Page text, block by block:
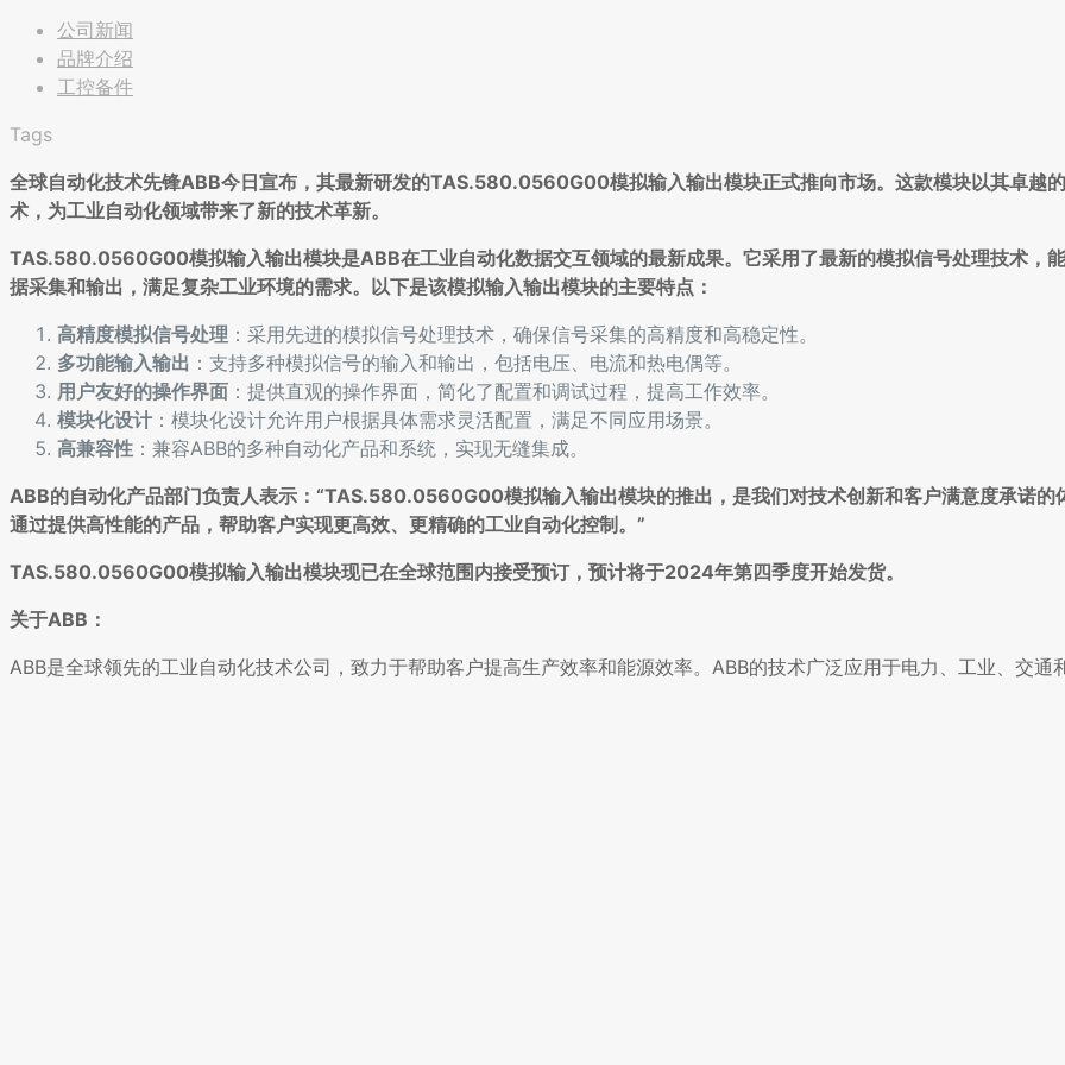
公司新闻
品牌介绍
工控备件
Tags
全球自动化技术先锋ABB今日宣布，其最新研发的TAS.580.0560G00模拟输入输出模块正式推向市场。这款模块以其卓越
术，为工业自动化领域带来了新的技术革新。
TAS.580.0560G00模拟输入输出模块是ABB在工业自动化数据交互领域的最新成果。它采用了最新的模拟信号处理技术，
据采集和输出，满足复杂工业环境的需求。以下是该模拟输入输出模块的主要特点：
高精度模拟信号处理 ：采用先进的模拟信号处理技术，确保信号采集的高精度和高稳定性。
多功能输入输出 ：支持多种模拟信号的输入和输出，包括电压、电流和热电偶等。
用户友好的操作界面 ：提供直观的操作界面，简化了配置和调试过程，提高工作效率。
模块化设计 ：模块化设计允许用户根据具体需求灵活配置，满足不同应用场景。
高兼容性 ：兼容ABB的多种自动化产品和系统，实现无缝集成。
ABB的自动化产品部门负责人表示：“TAS.580.0560G00模拟输入输出模块的推出，是我们对技术创新和客户满意度承诺的
通过提供高性能的产品，帮助客户实现更高效、更精确的工业自动化控制。”
TAS.580.0560G00模拟输入输出模块现已在全球范围内接受预订，预计将于2024年第四季度开始发货。
关于ABB：
ABB是全球领先的工业自动化技术公司，致力于帮助客户提高生产效率和能源效率。ABB的技术广泛应用于电力、工业、交通